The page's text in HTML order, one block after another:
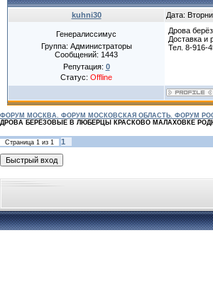
kuhni30 Дата:
Генералиссимус
Группа: Администраторы
Сообщений: 1443
Репутация: 0
Статус: Offline
Дрова
Доставка и
Тел. 8-916-
ФОРУМ МОСКВА. ФОРУМ МОСКОВСКАЯ ОБЛАСТЬ. ФОРУМ
ДРОВА БЕРЁЗОВЫЕ В ЛЮБЕРЦЫ КРАСКОВО МАЛАХОВКЕ
Страница 1 из 1 1